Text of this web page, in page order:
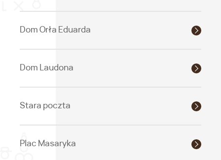
Dom Orła Eduarda
Dom Laudona
Stara poczta
Plac Masaryka